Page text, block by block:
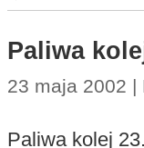
Paliwa
23 maja 2002 |
Paliwa kolej